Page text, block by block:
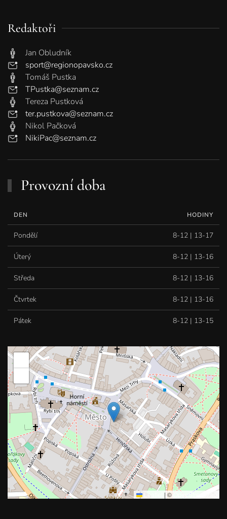
Redaktoři
Jan Obludník
sport@regionopavsko.cz
Tomáš Pustka
TPustka@seznam.cz
Tereza Pustková
ter.pustkova@seznam.cz
Nikol Pačková
NikiPac@seznam.cz
Provozní doba
DEN HODINY
Pondělí 8-12 | 13-17
Úterý 8-12 | 13-16
Středa 8-12 | 13-16
Čtvrtek 8-12 | 13-16
Pátek 8-12 | 13-15
Leaflet | © OpenStreetMap